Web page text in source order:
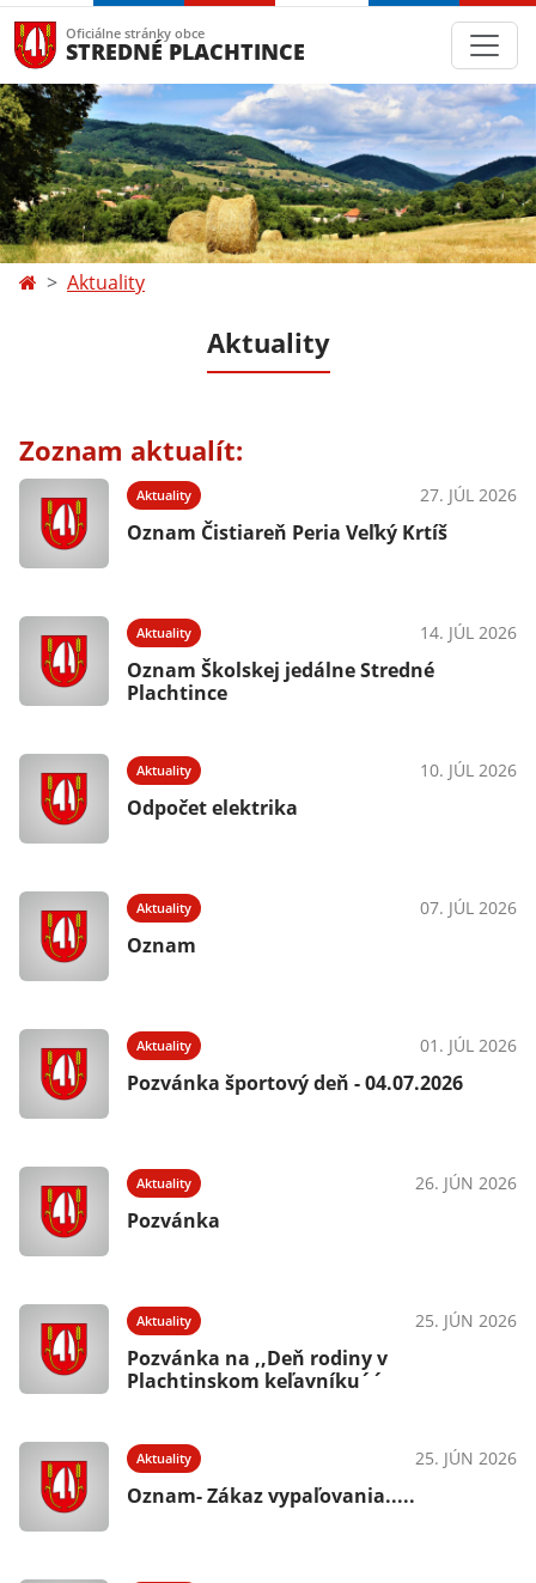
Oficiálne stránky obce
STREDNÉ PLACHTINCE
Aktuality
Aktuality
Zoznam aktualít:
Aktuality 27. JÚL 2026
Oznam Čistiareň Peria Veľký Krtíš
Aktuality 14. JÚL 2026
Oznam Školskej jedálne Stredné
Plachtince
Aktuality 10. JÚL 2026
Odpočet elektrika
Aktuality 07. JÚL 2026
Oznam
Aktuality 01. JÚL 2026
Pozvánka športový deň - 04.07.2026
Aktuality 26. JÚN 2026
Pozvánka
Aktuality 25. JÚN 2026
Pozvánka na ,,Deň rodiny v
Plachtinskom keľavníku´´
Aktuality 25. JÚN 2026
Oznam- Zákaz vypaľovania.....